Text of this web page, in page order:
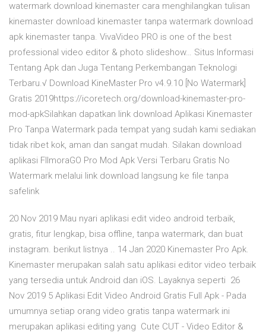
watermark download kinemaster cara menghilangkan tulisan
kinemaster download kinemaster tanpa watermark download
apk kinemaster tanpa. VivaVideo PRO is one of the best
professional video editor & photo slideshow… Situs Informasi
Tentang Apk dan Juga Tentang Perkembangan Teknologi
Terbaru.√ Download KineMaster Pro v4.9.10 [No Watermark]
Gratis 2019https://icoretech.org/download-kinemaster-pro-
mod-apkSilahkan dapatkan link download Aplikasi Kinemaster
Pro Tanpa Watermark pada tempat yang sudah kami sediakan
tidak ribet kok, aman dan sangat mudah. Silakan download
aplikasi FIlmoraGO Pro Mod Apk Versi Terbaru Gratis No
Watermark melalui link download langsung ke file tanpa
safelink
20 Nov 2019 Mau nyari aplikasi edit video android terbaik,
gratis, fitur lengkap, bisa offline, tanpa watermark, dan buat
instagram. berikut listnya .. 14 Jan 2020 Kinemaster Pro Apk.
Kinemaster merupakan salah satu aplikasi editor video terbaik
yang tersedia untuk Android dan iOS. Layaknya seperti 26
Nov 2019 5 Aplikasi Edit Video Android Gratis Full Apk - Pada
umumnya setiap orang video gratis tanpa watermark ini
merupakan aplikasi editing yang Cute CUT - Video Editor &